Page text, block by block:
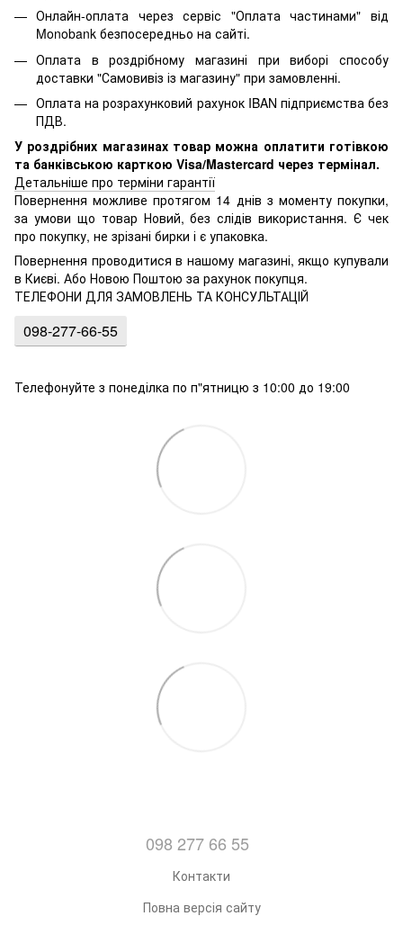
Онлайн-оплата через сервіс "Оплата частинами" від
Monobank безпосередньо на сайті.
Оплата в роздрібному магазині при виборі способу
доставки "Самовивіз із магазину" при замовленні.
Оплата на розрахунковий рахунок IBAN підприємства без
ПДВ.
У роздрібних магазинах товар можна оплатити готівкою
та банківською карткою Visa/Mastercard через термінал.
Детальніше про терміни гарантії
Повернення можливе протягом 14 днів з моменту покупки,
за умови що товар Новий, без слідів використання. Є чек
про покупку, не зрізані бирки і є упаковка.
Повернення проводитися в нашому магазині, якщо купували
в Києві. Або Новою Поштою за рахунок покупця.
ТЕЛЕФОНИ ДЛЯ ЗАМОВЛЕНЬ ТА КОНСУЛЬТАЦІЙ
098-277-66-55
Телефонуйте з понеділка по п"ятницю з 10:00 до 19:00
098 277 66 55
Контакти
Повна версія сайту